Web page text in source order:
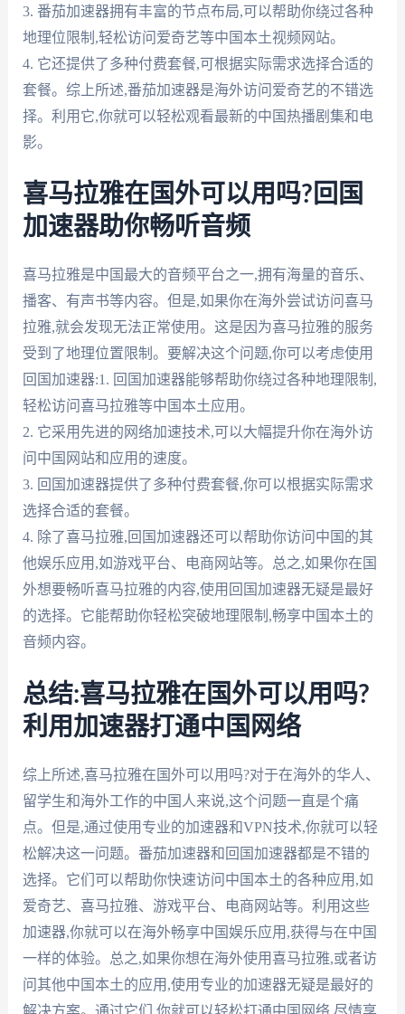
3. 番茄加速器拥有丰富的节点布局,可以帮助你绕过各种
地理位限制,轻松访问爱奇艺等中国本土视频网站。
4. 它还提供了多种付费套餐,可根据实际需求选择合适的
套餐。综上所述,番茄加速器是海外访问爱奇艺的不错选
择。利用它,你就可以轻松观看最新的中国热播剧集和电
影。
喜马拉雅在国外可以用吗?回国
加速器助你畅听音频
喜马拉雅是中国最大的音频平台之一,拥有海量的音乐、
播客、有声书等内容。但是,如果你在海外尝试访问喜马
拉雅,就会发现无法正常使用。这是因为喜马拉雅的服务
受到了地理位置限制。要解决这个问题,你可以考虑使用
回国加速器:1. 回国加速器能够帮助你绕过各种地理限制,
轻松访问喜马拉雅等中国本土应用。
2. 它采用先进的网络加速技术,可以大幅提升你在海外访
问中国网站和应用的速度。
3. 回国加速器提供了多种付费套餐,你可以根据实际需求
选择合适的套餐。
4. 除了喜马拉雅,回国加速器还可以帮助你访问中国的其
他娱乐应用,如游戏平台、电商网站等。总之,如果你在国
外想要畅听喜马拉雅的内容,使用回国加速器无疑是最好
的选择。它能帮助你轻松突破地理限制,畅享中国本土的
音频内容。
总结:喜马拉雅在国外可以用吗?
利用加速器打通中国网络
综上所述,喜马拉雅在国外可以用吗?对于在海外的华人、
留学生和海外工作的中国人来说,这个问题一直是个痛
点。但是,通过使用专业的加速器和VPN技术,你就可以轻
松解决这一问题。番茄加速器和回国加速器都是不错的
选择。它们可以帮助你快速访问中国本土的各种应用,如
爱奇艺、喜马拉雅、游戏平台、电商网站等。利用这些
加速器,你就可以在海外畅享中国娱乐应用,获得与在中国
一样的体验。总之,如果你想在海外使用喜马拉雅,或者访
问其他中国本土的应用,使用专业的加速器无疑是最好的
解决方案。通过它们,你就可以轻松打通中国网络,尽情享